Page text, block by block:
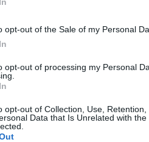
opt-out of the Sale of my Personal
opt-out of processing my Personal
opt-out of Collection, Use,
Data that Is Unrelated with
τους, όταν ένας
τέλεια οικογένεια.